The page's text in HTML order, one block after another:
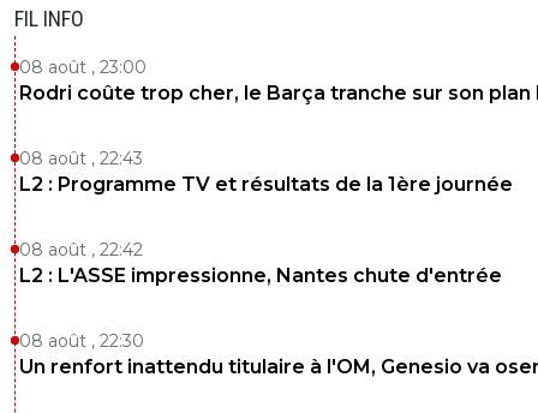
FIL INFO
08 août , 23:00
Rodri coûte trop cher, le Barça tranche sur son plan
08 août , 22:43
L2 : Programme TV et résultats de la 1ère journée
08 août , 22:42
L2 : L'ASSE impressionne, Nantes chute d'entrée
08 août , 22:30
Un renfort inattendu titulaire à l'OM, Genesio va